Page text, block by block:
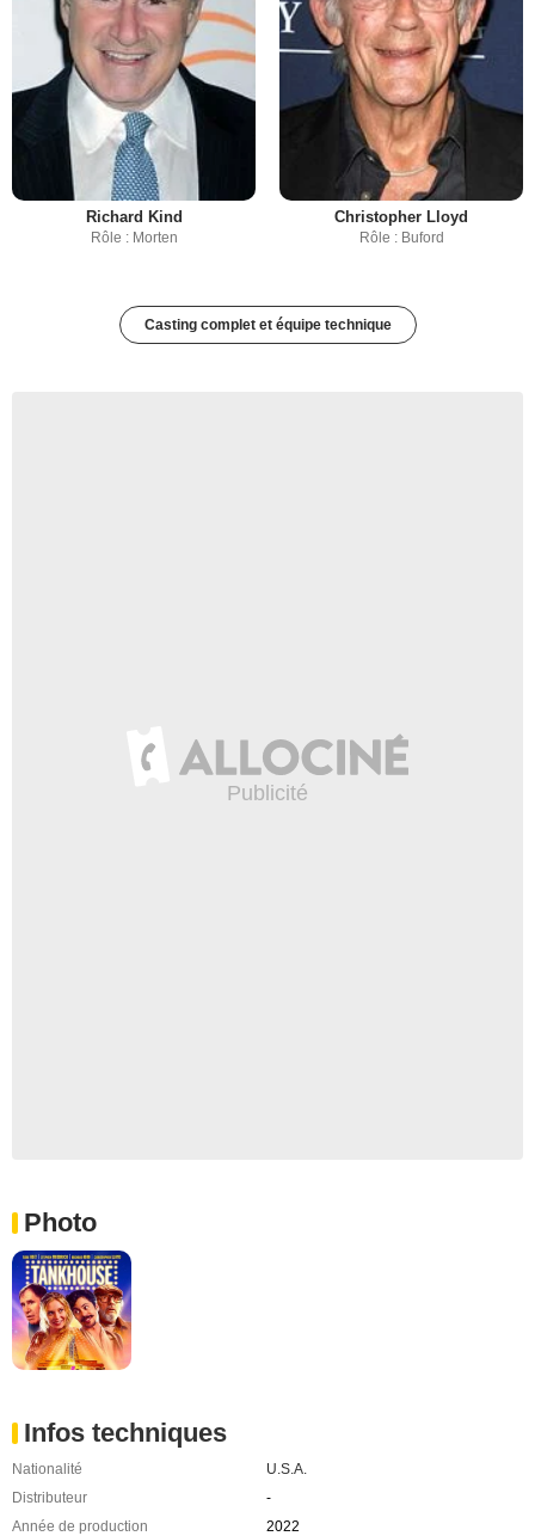
Richard Kind
Rôle : Morten
Christopher Lloyd
Rôle : Buford
Casting complet et équipe technique
Photo
Infos techniques
Nationalité
U.S.A.
Distributeur
-
Année de production
2022